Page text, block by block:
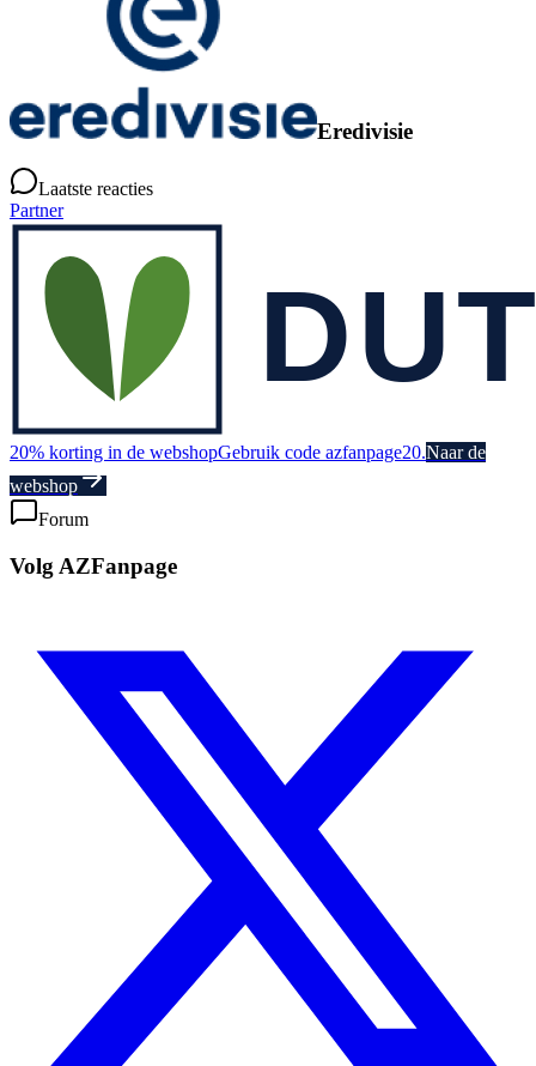
Eredivisie
Laatste reacties
Partner
20% korting in de webshopGebruik code azfanpage20.Naar de
webshop
Forum
Volg AZFanpage